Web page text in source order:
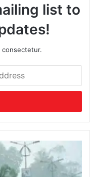
list to
consectetur.